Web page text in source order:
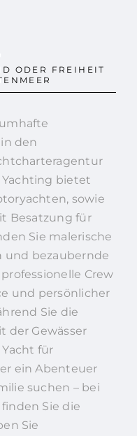
ODER FREIHEIT
den
Yachting bietet
sowie
Besatzung für
Sie malerische
und bezaubernde
Crew
und persönlicher
Sie die
der Gewässer
für
ein Abenteuer
suchen – bei
Sie die
Sie